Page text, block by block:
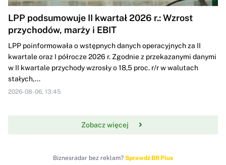
LPP podsumowuje II kwartał 2026 r.: Wzrost
przychodów, marży i EBIT
LPP poinformowała o wstępnych danych operacyjnych za II
kwartale oraz I półrocze 2026 r. Zgodnie z przekazanymi danymi
w II kwartale przychody wzrosły o 18,5 proc. r/r w walutach
stałych,...
2026-08-06, 13:45
Zobacz więcej
Biznesradar bez reklam? Sprawdź BR Plus